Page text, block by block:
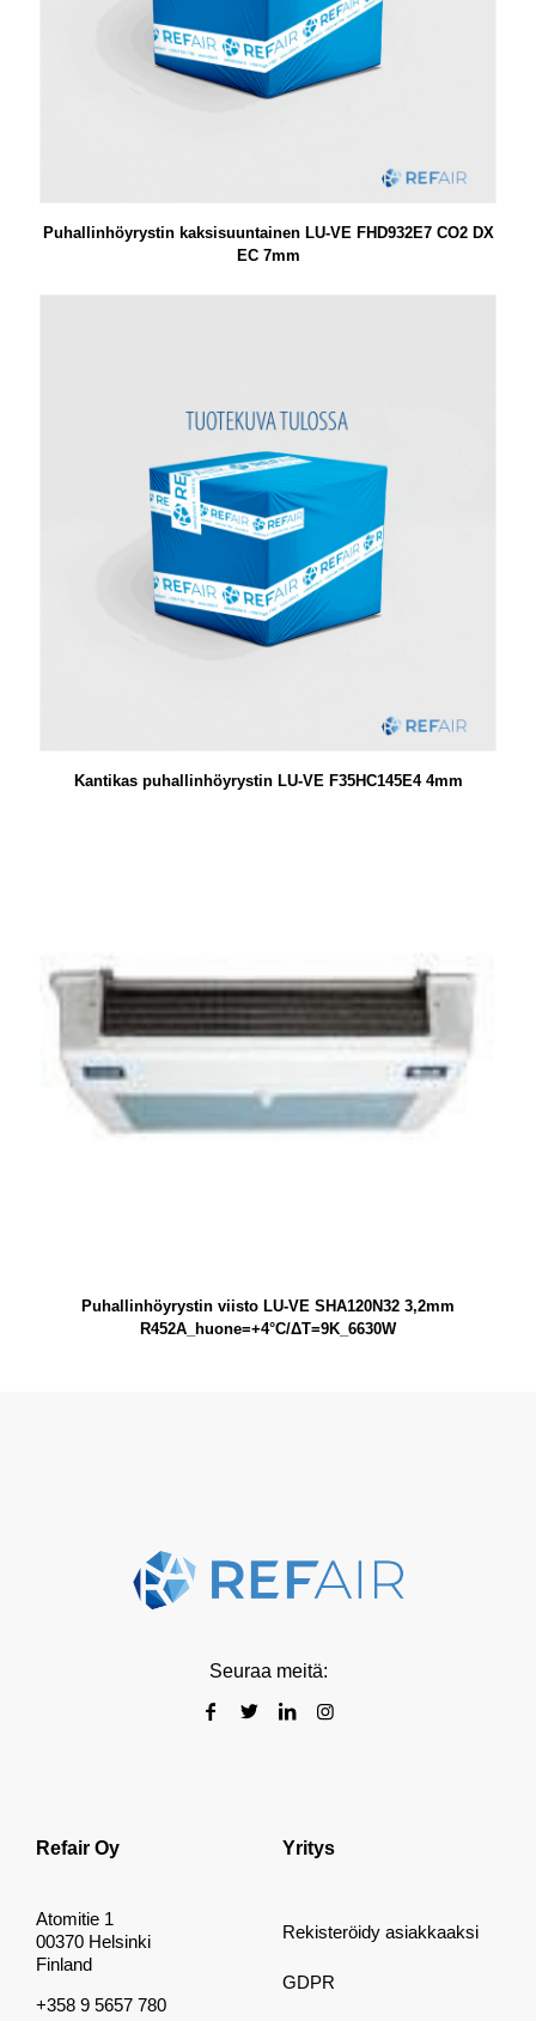
Puhallinhöyrystin kaksisuuntainen LU-VE FHD932E7 CO2 DX
EC 7mm
Kantikas puhallinhöyrystin LU-VE F35HC145E4 4mm
Puhallinhöyrystin viisto LU-VE SHA120N32 3,2mm
R452A_huone=+4°C/ΔT=9K_6630W
Seuraa meitä:
Refair Oy
Atomitie 1
00370 Helsinki
Finland
+358 9 5657 780
Yritys
Rekisteröidy asiakkaaksi
GDPR